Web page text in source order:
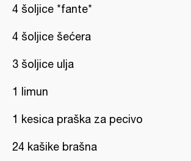
4 šoljice *fante*
4 šoljice šećera
3 šoljice ulja
1 limun
1 kesica praška za pecivo
24 kašike brašna